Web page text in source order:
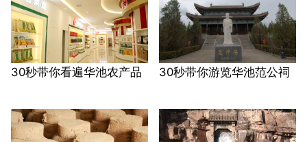
30秒带你看遍华池农产品 30秒带你游览华池范公祠